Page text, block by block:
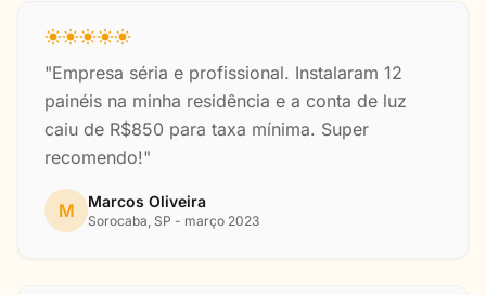
"Empresa séria e profissional. Instalaram 12
painéis na minha residência e a conta de luz
caiu de R$850 para taxa mínima. Super
recomendo!"
M Marcos Oliveira
Sorocaba, SP - março 2023